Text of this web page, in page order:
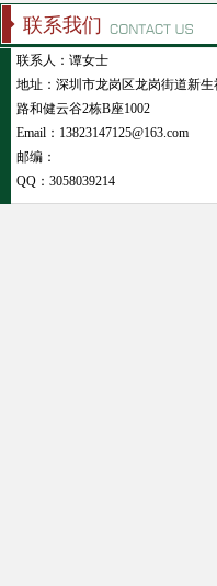
联系我们
联系人：谭女士
地址：深圳市龙岗区龙岗街道新生
路和健云谷2栋B座1002
Email：13823147125@163.com
邮编：
QQ： 3058039214